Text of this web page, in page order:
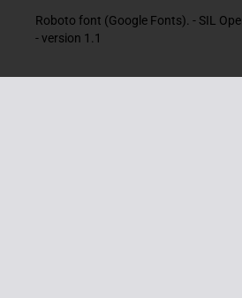
Roboto font (Google Fonts). - SIL
- version 1.1